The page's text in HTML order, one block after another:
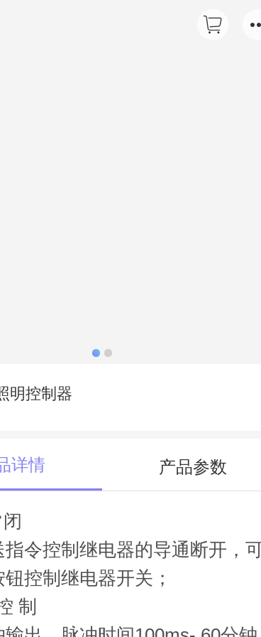
明控制器
详情 产品参数
指令控制继电器的导通断开，
控制继电器开关；
制